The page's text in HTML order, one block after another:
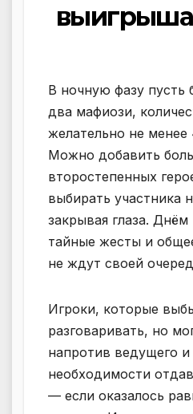
выигрыша
В ночную фазу пусть
два мафиози,
желательно не менее
Можно добавить
второстепенных
выбирать участника
закрывая глаза.
тайные жесты и
не ждут своей
Игроки, которые
разговаривать, но
напротив ведущего
необходимости
— если оказалось